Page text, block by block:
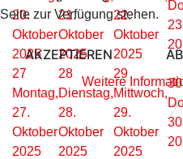
20.
Oktober
2025
21.
Oktober
2025
22.
Oktober
2025
27
Montag,
27.
Oktober
2025
28
Dienstag,
28.
Oktober
2025
29
Mittwoch,
29.
Oktober
2025
30
Seite zur Verfügung stehen.
AKZEPTIEREN
Weitere